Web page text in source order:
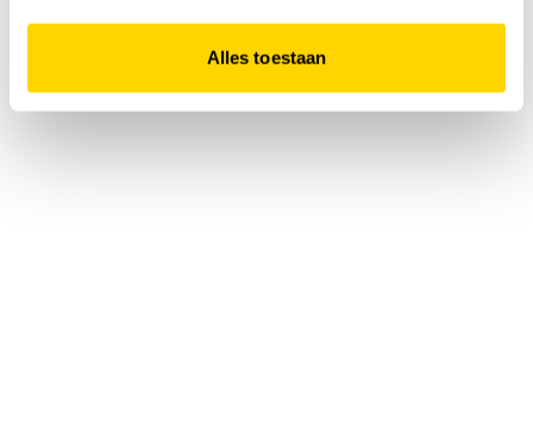
Alles toestaan